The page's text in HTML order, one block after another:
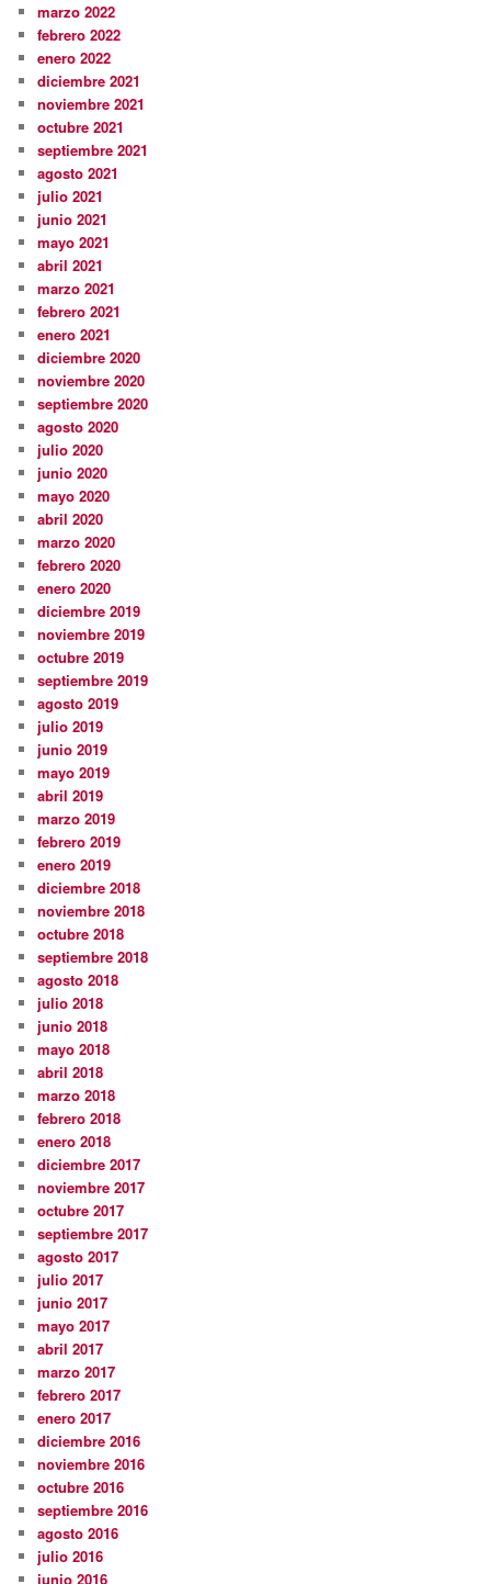
marzo 2022
febrero 2022
enero 2022
diciembre 2021
noviembre 2021
octubre 2021
septiembre 2021
agosto 2021
julio 2021
junio 2021
mayo 2021
abril 2021
marzo 2021
febrero 2021
enero 2021
diciembre 2020
noviembre 2020
septiembre 2020
agosto 2020
julio 2020
junio 2020
mayo 2020
abril 2020
marzo 2020
febrero 2020
enero 2020
diciembre 2019
noviembre 2019
octubre 2019
septiembre 2019
agosto 2019
julio 2019
junio 2019
mayo 2019
abril 2019
marzo 2019
febrero 2019
enero 2019
diciembre 2018
noviembre 2018
octubre 2018
septiembre 2018
agosto 2018
julio 2018
junio 2018
mayo 2018
abril 2018
marzo 2018
febrero 2018
enero 2018
diciembre 2017
noviembre 2017
octubre 2017
septiembre 2017
agosto 2017
julio 2017
junio 2017
mayo 2017
abril 2017
marzo 2017
febrero 2017
enero 2017
diciembre 2016
noviembre 2016
octubre 2016
septiembre 2016
agosto 2016
julio 2016
junio 2016